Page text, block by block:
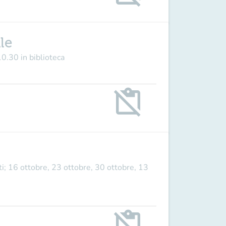
in biblioteca
content_paste_off
16 ottobre, 23 ottobre, 30 ottobre, 13